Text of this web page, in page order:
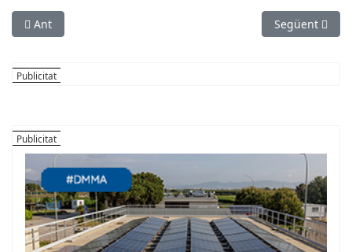
Article anterior: Convocat el 9è Premi Elsa García de
Ant Article
Següent